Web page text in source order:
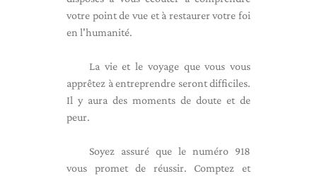
votre point de vue et à restaurer votre foi
en l'humanité.
La vie et le voyage que vous vous
apprêtez à entreprendre seront difficiles.
Il y aura des moments de doute et de
peur.
Soyez assuré que le numéro 918
vous promet de réussir. Comptez et